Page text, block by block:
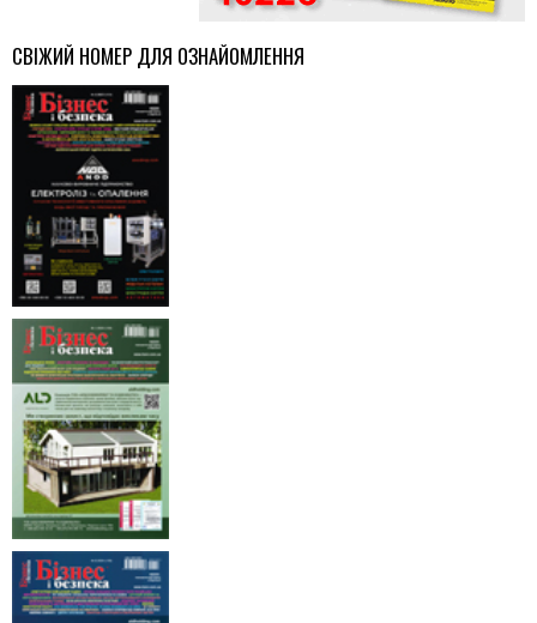
СВІЖИЙ НОМЕР ДЛЯ ОЗНАЙОМЛЕННЯ